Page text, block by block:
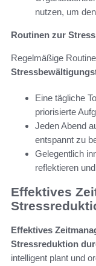
nutzen, um
Routinen zur
Regelmäßige
Eine tägliche
priorisierte
Jeden Abend
entspannt zu
Gelegentlich
reflektieren
Effektives
Effektives
Stressreduktion
intelligent plant und